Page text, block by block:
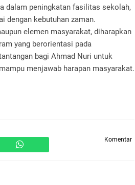
dalam peningkatan fasilitas sekolah,
dengan kebutuhan zaman.
elemen masyarakat, diharapkan
yang berorientasi pada
bagi Ahmad Nuri untuk
menjawab harapan masyarakat.
Komentar